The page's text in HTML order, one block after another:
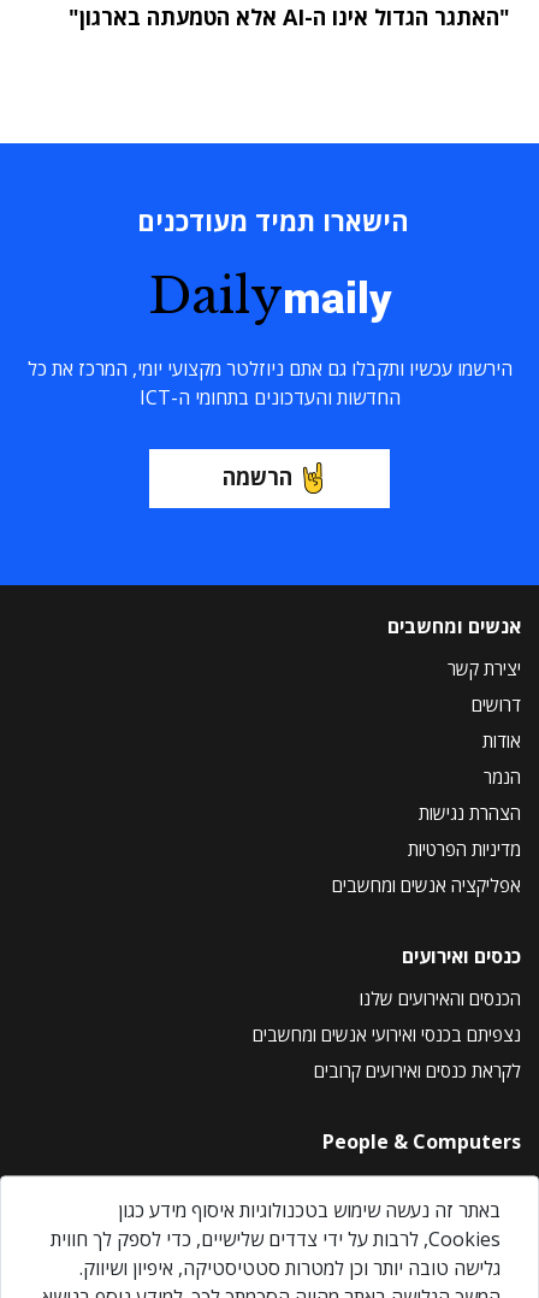
"האתגר הגדול אינו ה-AI אלא הטמעתה בארגון"
הישארו תמיד מעודכנים
Dailymaily
הירשמו עכשיו ותקבלו גם אתם ניוזלטר מקצועי יומי, המרכז את כל
החדשות והעדכונים בתחומי ה-ICT
הרשמה
אנשים ומחשבים
יצירת קשר
דרושים
אודות
הנמר
הצהרת נגישות
מדיניות הפרטיות
אפליקציה אנשים ומחשבים
כנסים ואירועים
הכנסים והאירועים שלנו
נצפיתם בכנסי ואירועי אנשים ומחשבים
לקראת כנסים ואירועים קרובים
People & Computers
About Us
Privacy Policy
Contact Us
Our Events
באתר זה נעשה שימוש בטכנולוגיות איסוף מידע כגון
Cookies, לרבות על ידי צדדים שלישיים, כדי לספק לך חווית
גלישה טובה יותר וכן למטרות סטטיסטיקה, איפיון ושיווק.